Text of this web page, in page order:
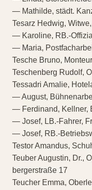
— Mathilde, städt.
Tesarz Hedwig,
— Karoline, RB.-
— Maria,
Tesche Bruno,
Teschenberg Rudolf,
Tessadri Amalie,
— August,
— Ferdinand, Kellner,
— Josef, LB.-Fahrer,
— Josef, RB.-
Testor Amandus,
Teuber Augustin, Dr.,
bergerstraße 17
Teucher Emma,